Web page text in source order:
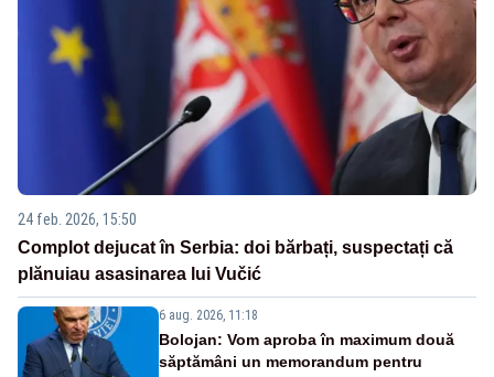
24 feb. 2026, 15:50
Complot dejucat în Serbia: doi bărbați, suspectați că
plănuiau asasinarea lui Vučić
6 aug. 2026, 11:18
Bolojan: Vom aproba în maximum două
săptămâni un memorandum pentru